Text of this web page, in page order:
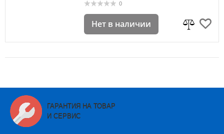
0
Нет в наличии
ГАРАНТИЯ НА ТОВАР
И СЕРВИС